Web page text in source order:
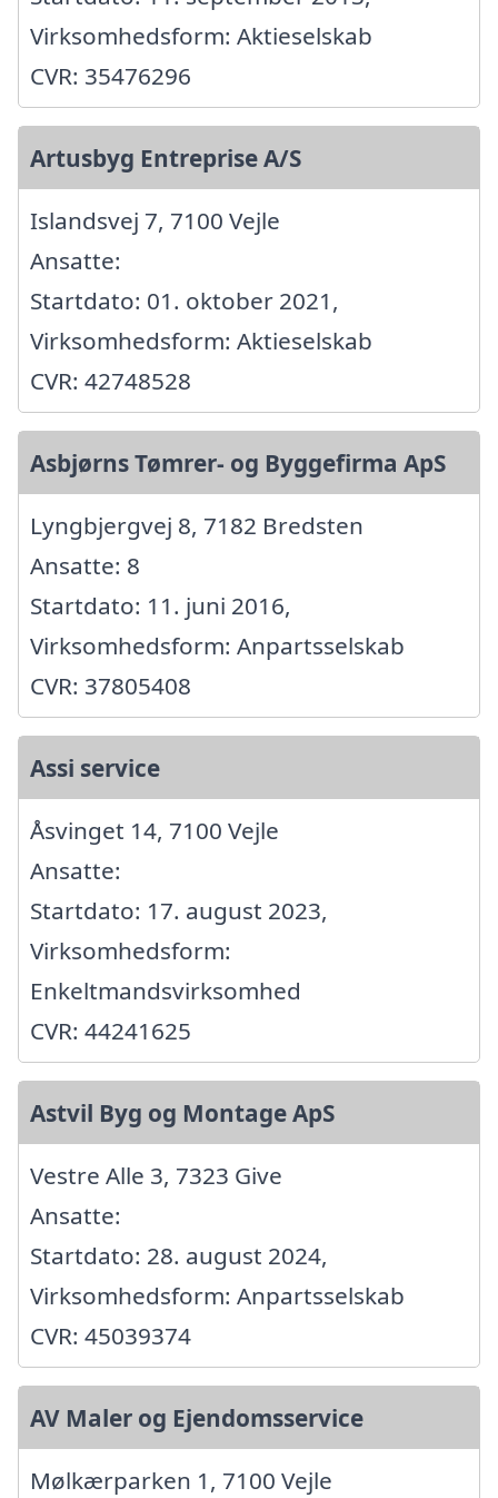
Virksomhedsform: Aktieselskab
CVR: 35476296
Artusbyg Entreprise A/S
Islandsvej 7, 7100 Vejle
Ansatte:
Startdato: 01. oktober 2021,
Virksomhedsform: Aktieselskab
CVR: 42748528
Asbjørns Tømrer- og Byggefirma ApS
Lyngbjergvej 8, 7182 Bredsten
Ansatte: 8
Startdato: 11. juni 2016,
Virksomhedsform: Anpartsselskab
CVR: 37805408
Assi service
Åsvinget 14, 7100 Vejle
Ansatte:
Startdato: 17. august 2023,
Virksomhedsform:
Enkeltmandsvirksomhed
CVR: 44241625
Astvil Byg og Montage ApS
Vestre Alle 3, 7323 Give
Ansatte:
Startdato: 28. august 2024,
Virksomhedsform: Anpartsselskab
CVR: 45039374
AV Maler og Ejendomsservice
Mølkærparken 1, 7100 Vejle